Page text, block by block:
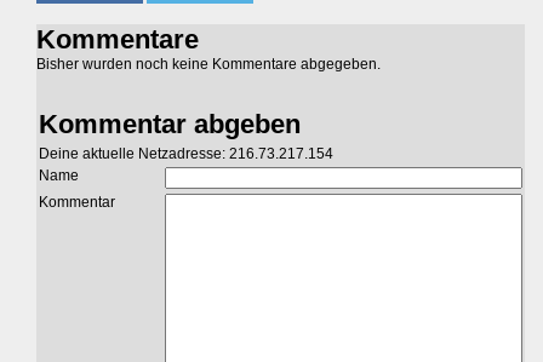
Kommentare
Bisher wurden noch keine Kommentare abgegeben.
Kommentar abgeben
Deine aktuelle Netzadresse: 216.73.217.154
Name
Kommentar